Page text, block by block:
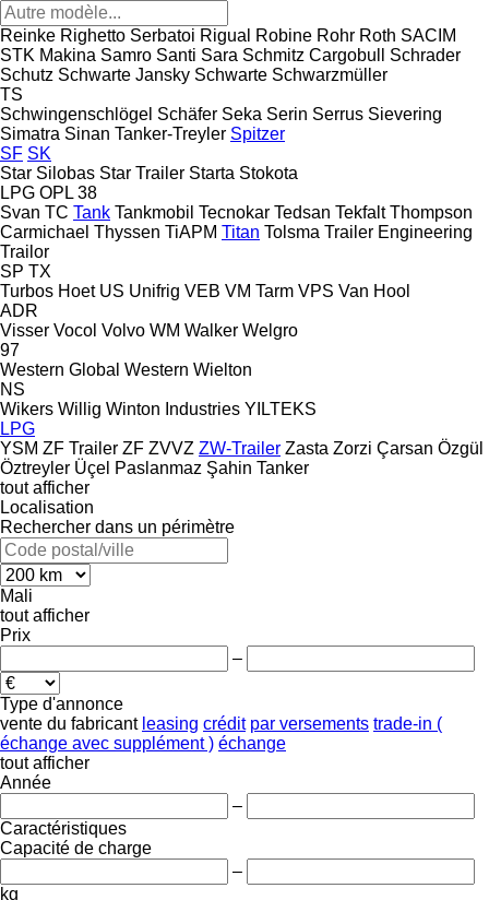
Reinke Righetto Serbatoi Rigual Robine Rohr Roth SACIM
STK Makina Samro Santi Sara Schmitz Cargobull
Schrader
Schutz Schwarte Jansky Schwarte Schwarzmüller
TS
Schwingenschlögel Schäfer Seka Serin Serrus Sievering
Simatra Sinan Tanker-Treyler Spitzer
SF SK
Star Silobas Star Trailer Starta Stokota
LPG OPL 38
Svan TC Tank Tankmobil Tecnokar Tedsan Tekfalt Thompson
Carmichael Thyssen TiAPM Titan Tolsma Trailer Engineering
Trailor
SP TX
Turbos Hoet US Unifrig VEB VM Tarm VPS Van Hool
ADR
Visser Vocol Volvo WM Walker Welgro
97
Western Global Western Wielton
NS
Wikers Willig Winton Industries YILTEKS
LPG
YSM ZF Trailer ZF ZVVZ ZW-Trailer Zasta Zorzi Çarsan Özgül
Öztreyler Üçel Paslanmaz Şahin Tanker
tout afficher
Localisation
Rechercher dans un périmètre
Mali
tout afficher
Prix
–
Type d'annonce
vente du fabricant leasing crédit par versements trade-in (
échange avec supplément ) échange
tout afficher
Année
–
Caractéristiques
Capacité de charge
–
kg